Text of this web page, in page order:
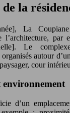
la
La
l’architecture, par
Le
autour
cour
environnement
d’un